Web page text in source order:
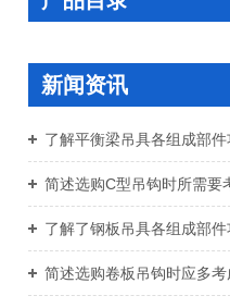
新闻资讯
了解平衡梁吊具各组成部
简述选购C型吊钩时所需要
了解了钢板吊具各组成部
简述选购卷板吊钩时应多